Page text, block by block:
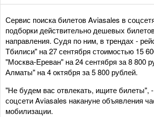
Сервис поиска билетов Aviasales в
подборки действительно дешевых
направления. Судя по ним, в трендах -
Тбилиси" на 27 сентября стоимостью 15
"Москва-Ереван" на 24 сентября за 8 800
Алматы" на 4 октября за 5 800 рублей.
"Не будем вас отвлекать, ищите билеты",
соцсети Aviаsales накануне объявления
мобилизации.